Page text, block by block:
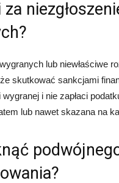
lub niewłaściwe
skutkować sankcjami
wygranej i nie zapłaci
lub nawet skazana na